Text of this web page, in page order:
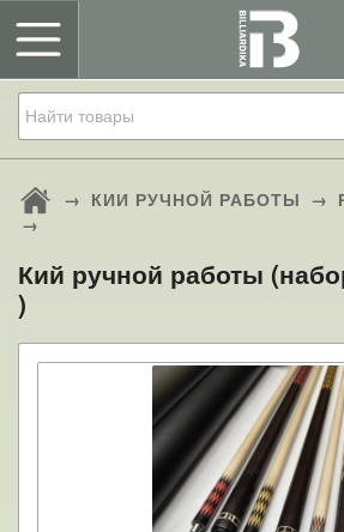
→ КИИ РУЧНОЙ РАБОТЫ →
→
Кий ручной работы
)